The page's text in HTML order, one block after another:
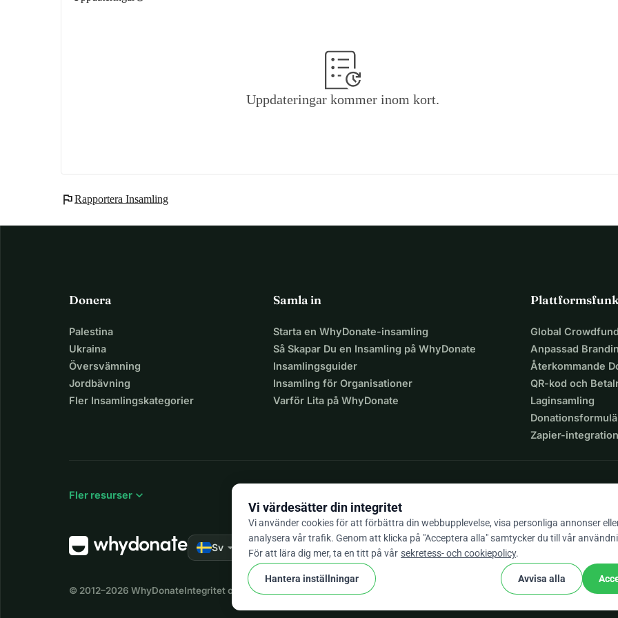
förändrar hennes liv.
Uppdateringar kommer inom kort.
flagRapportera Insamling
Donera
Palestina
Ukraina
Översvämning
Jordbävning
Fler Insamlingskategorier
Samla in
Starta en WhyDonate-insamling
Så Skapar Du en Insamling på WhyDonate
Insamlingsguider
Insamling för Organisationer
Varför Lita på WhyDonate
Global
Anpassad
Återkommande
QR-kod och
Laginsamling
Zapier-integration
Fler resurser expand_more
Sv arrow_drop_down ★★★★★ 4,9 / 5 baserat på 500+ omdömen
© 2012–2026 WhyDonateIntegritet och cookies Villkor och bestämmelser
Vi värdesätter din integritet
Vi använder cookies för att förbättra din webbupplevelse, visa personliga annonser
analysera vår trafik. Genom att klicka på "Acceptera alla" samtycker du till vår
För att lära dig mer, ta en titt på vår sekretess- och cookiepolicy.
Hantera inställningar Avvisa alla